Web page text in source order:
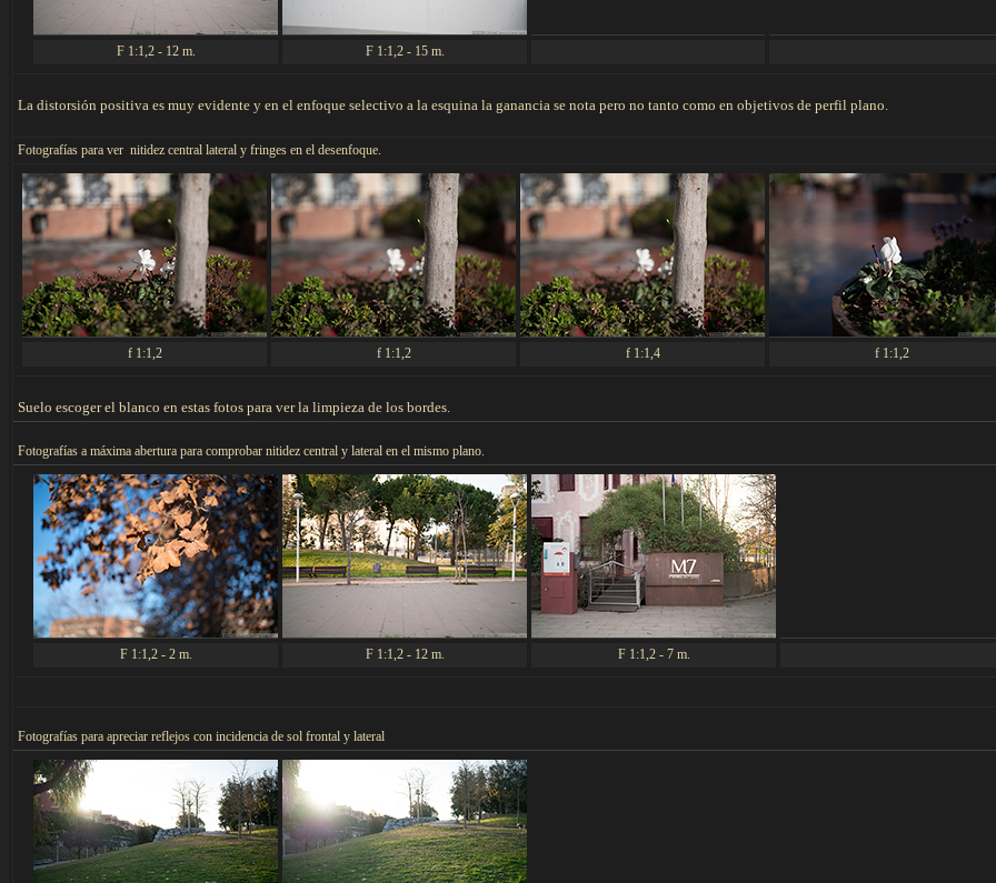
F 1:1,2 - 12 m. F 1:1,2 - 15 m.
La distorsión positiva es muy evidente y en el enfoque selectivo a la esquina la ganancia se nota pero no tanto como en objetivos de perfil plano.
Fotografías para ver nitidez central lateral y fringes en el desenfoque.
f 1:1,2 f 1:1,2 f 1:1,4 f 1:1,2
Suelo escoger el blanco en estas fotos para ver la limpieza de los bordes.
Fotografías a máxima abertura para comprobar nitidez central y lateral en el mismo plano.
F 1:1,2 - 2 m. F 1:1,2 - 12 m. F 1:1,2 - 7 m.
Fotografías para apreciar reflejos con incidencia de sol frontal y lateral